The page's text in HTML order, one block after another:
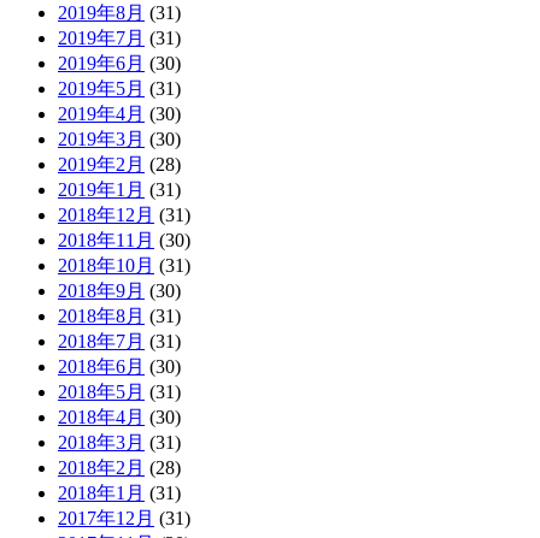
2019年8月 (31)
2019年7月 (31)
2019年6月 (30)
2019年5月 (31)
2019年4月 (30)
2019年3月 (30)
2019年2月 (28)
2019年1月 (31)
2018年12月 (31)
2018年11月 (30)
2018年10月 (31)
2018年9月 (30)
2018年8月 (31)
2018年7月 (31)
2018年6月 (30)
2018年5月 (31)
2018年4月 (30)
2018年3月 (31)
2018年2月 (28)
2018年1月 (31)
2017年12月 (31)